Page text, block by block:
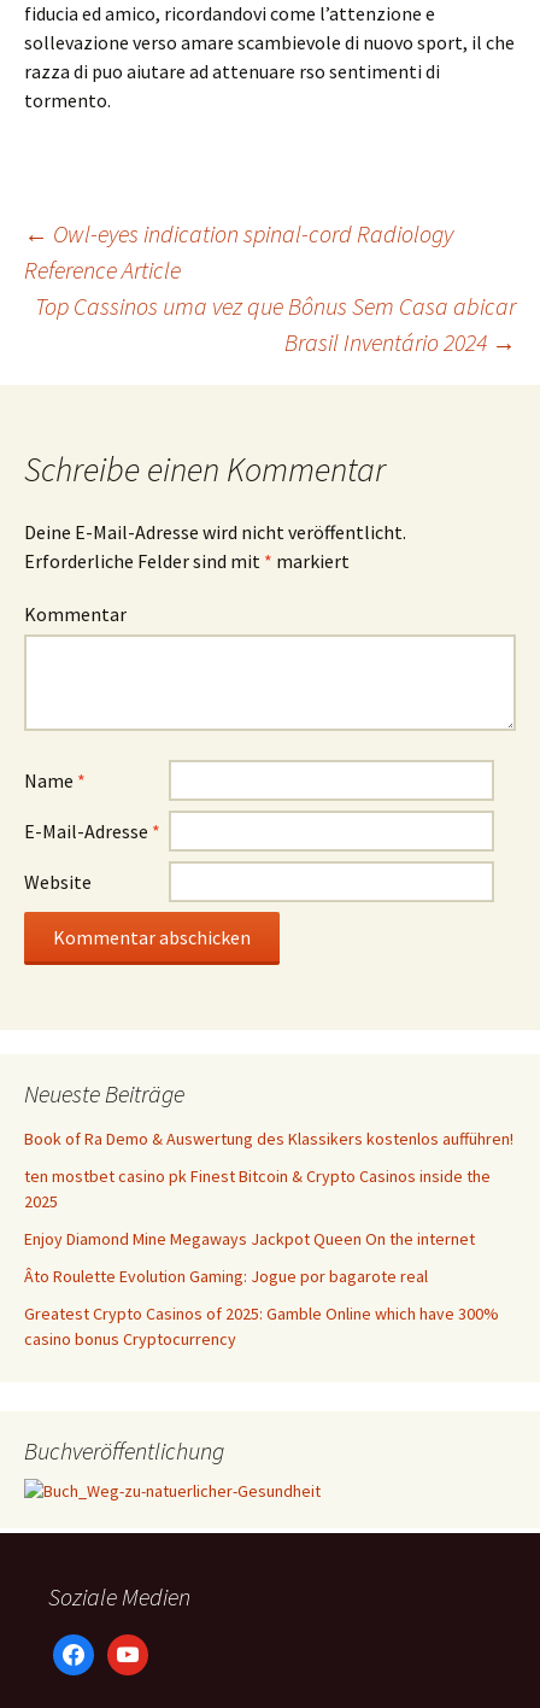
fiducia ed amico, ricordandovi come l’attenzione e
sollevazione verso amare scambievole di nuovo sport, il che
razza di puo aiutare ad attenuare rso sentimenti di
tormento.
Beitrags-
Navigation
← Owl-eyes indication spinal-cord Radiology
Reference Article
Top Cassinos uma vez que Bônus Sem Casa abicar
Brasil Inventário 2024 →
Schreibe einen Kommentar
Deine E-Mail-Adresse wird nicht veröffentlicht.
Erforderliche Felder sind mit * markiert
Kommentar
Name *
E-Mail-Adresse *
Website
Neueste Beiträge
Book of Ra Demo & Auswertung des Klassikers kostenlos aufführen!
ten mostbet casino pk Finest Bitcoin & Crypto Casinos inside the
2025
Enjoy Diamond Mine Megaways Jackpot Queen On the internet
Âto Roulette Evolution Gaming: Jogue por bagarote real
Greatest Crypto Casinos of 2025: Gamble Online which have 300%
casino bonus Cryptocurrency
Buchveröffentlichung
Soziale Medien
facebookyoutube